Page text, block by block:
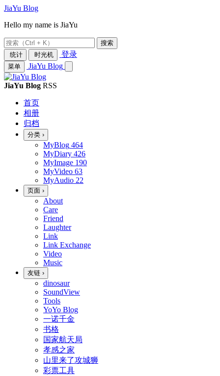
JiaYu Blog
Hello my name is JiaYu
搜索
统计
时光机 登录
菜单 JiaYu Blog
JiaYu Blog RSS
首页
相册
归档
分类 ›
MyBlog 464
MyDiary 426
MyImage 190
MyVideo 63
MyAudio 22
页面 ›
About
Care
Friend
Laughter
Link
Link Exchange
Video
Music
友链 ›
dinosaur
SoundView
Tools
YoYo Blog
一诺千金
书格
国家航天局
孝感之家
山里来了攻城狮
彩票工具